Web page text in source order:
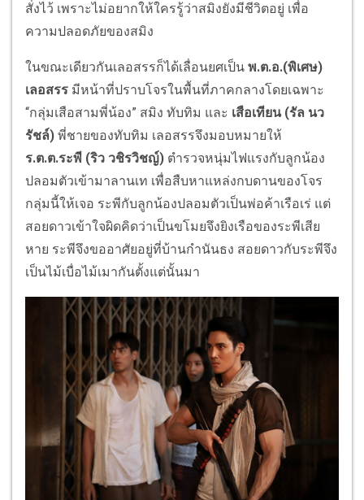
สั่งไว้ เพราะไม่อยากให้ใครรู้ว่าสมิงยังมีชีวิตอยู่ เพื่อ
ความปลอดภัยของสมิง
ในขณะเดียวกันเลอสรรก็ได้เลื่อนยศเป็น พ.ต.อ.(พิเศษ)
เลอสรร มีหน้าที่ปราบโจรในพื้นที่ภาคกลางโดยเฉพาะ
“กลุ่มเสือสามพี่น้อง” สมิง ทับทิม และ เสือเทียน (รัล นว
รัชล์) พี่ชายของทับทิม เลอสรรจึงมอบหมายให้
ร.ต.ต.ระพี (ริว วชิรวิชญ์) ตำรวจหนุ่มไฟแรงกับลูกน้อง
ปลอมตัวเข้ามาลานเท เพื่อสืบหาแหล่งกบดานของโจร
กลุ่มนี้ให้เจอ ระพีกับลูกน้องปลอมตัวเป็นพ่อค้าเรือเร่ แต่
สอยดาวเข้าใจผิดคิดว่าเป็นขโมยจึงยิงเรือของระพีเสีย
หาย ระพีจึงขออาศัยอยู่ที่บ้านกำนันธง สอยดาวกับระพีจึง
เป็นไม้เบื่อไม้เมากันตั้งแต่นั้นมา